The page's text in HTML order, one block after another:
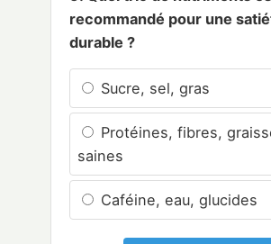
recommandé pour une
durable ?
Sucre, sel, gras
Protéines, fibres,
saines
Caféine, eau, glucides